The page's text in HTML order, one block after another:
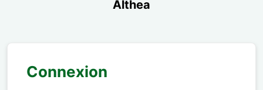
Althea
Connexion